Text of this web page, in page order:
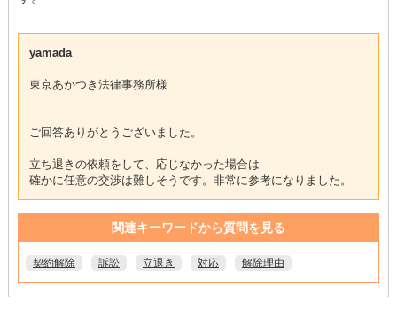
yamada
東京あかつき法律事務所様
ご回答ありがとうございました。
立ち退きの依頼をして、応じなかった場合は
確かに任意の交渉は難しそうです。非常に参考になりました。
関連キーワードから質問を見る
契約解除 訴訟 立退き 対応 解除理由